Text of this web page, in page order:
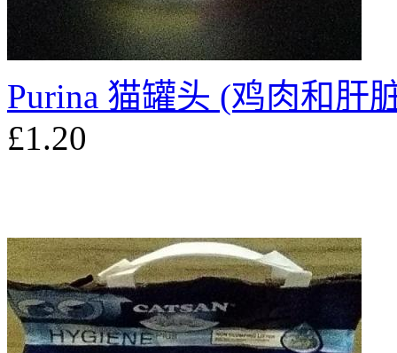
Purina 猫罐头 (鸡肉和肝
£1.20